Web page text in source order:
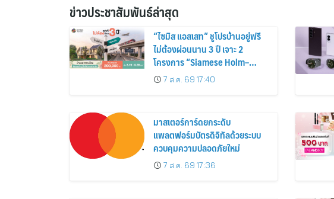
ข่าวประชาสัมพันธ์ล่าสุด
“ไซมิส แอสเสท” ชูโปรบ้านอยู่ฟรี
ไม่ต้องผ่อนนาน 3 ปี เจาะ 2
โครงการ “Siamese Holm–
Siamese Blossom” พร้อม
ส่วนลดและสิทธิพิเศษถึง 31
7 ส.ค. 69 17:40
มาสเตอร์การ์ดยกระดับ
แพลตฟอร์มบัตรดิจิทัลด้วยระบบ
ควบคุมความปลอดภัยใหม่
7 ส.ค. 69 17:36